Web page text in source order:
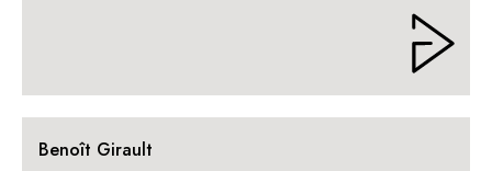
Benoît Girault